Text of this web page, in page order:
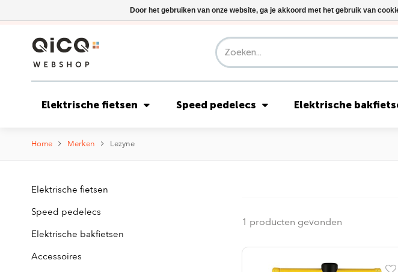
Riese & Müller Nevo5 Silent
Elektrische fietsen Speed pedelecs Elektrische
Home Merken Lezyne
Elektrische fietsen
Speed pedelecs
Elektrische bakfietsen
Accessoires
1 producten gevonden
Door het gebruiken van onze website, ga je akkoord met het gebruik van